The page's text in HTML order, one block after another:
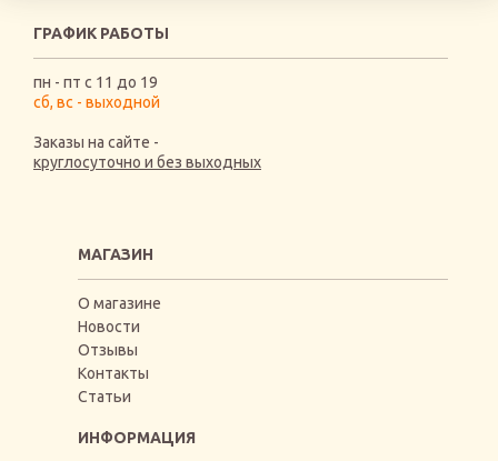
ГРАФИК РАБОТЫ
пн - пт с 11 до 19
сб, вс - выходной
Заказы на сайте -
круглосуточно и без выходных
МАГАЗИН
О магазине
Новости
Отзывы
Контакты
Статьи
ИНФОРМАЦИЯ